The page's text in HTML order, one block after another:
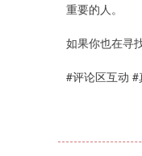
重要的人。
如果你也在寻
#评论区互动